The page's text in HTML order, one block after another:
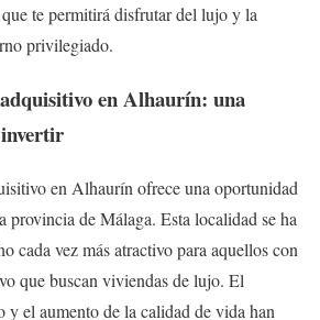
te permitirá disfrutar del lujo y la
privilegiado.
en Alhaurín: una
en Alhaurín ofrece una oportunidad
provincia de Málaga. Esta localidad se ha
cada vez más atractivo para aquellos con
que buscan viviendas de lujo. El
y el aumento de la calidad de vida han